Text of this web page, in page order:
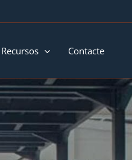
Recursos Contacte